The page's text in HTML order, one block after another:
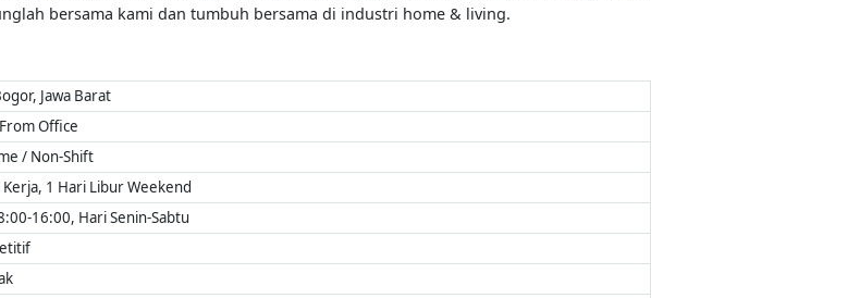
bersama kami dan tumbuh bersama di industri home & living.
Jawa Barat
Office
/ Non-Shift
1 Hari Libur Weekend
16:00, Hari Senin-Sabtu